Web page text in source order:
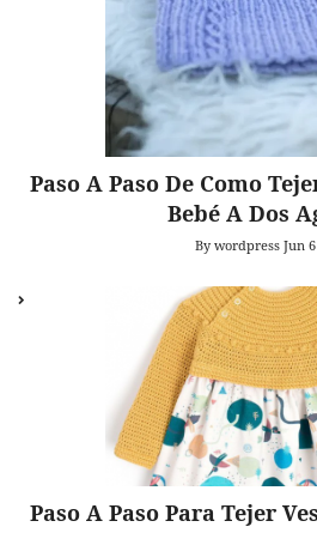
Paso A Paso De Como
Bebé A Dos
By wordpress Jun
Paso A Paso Para Tejer